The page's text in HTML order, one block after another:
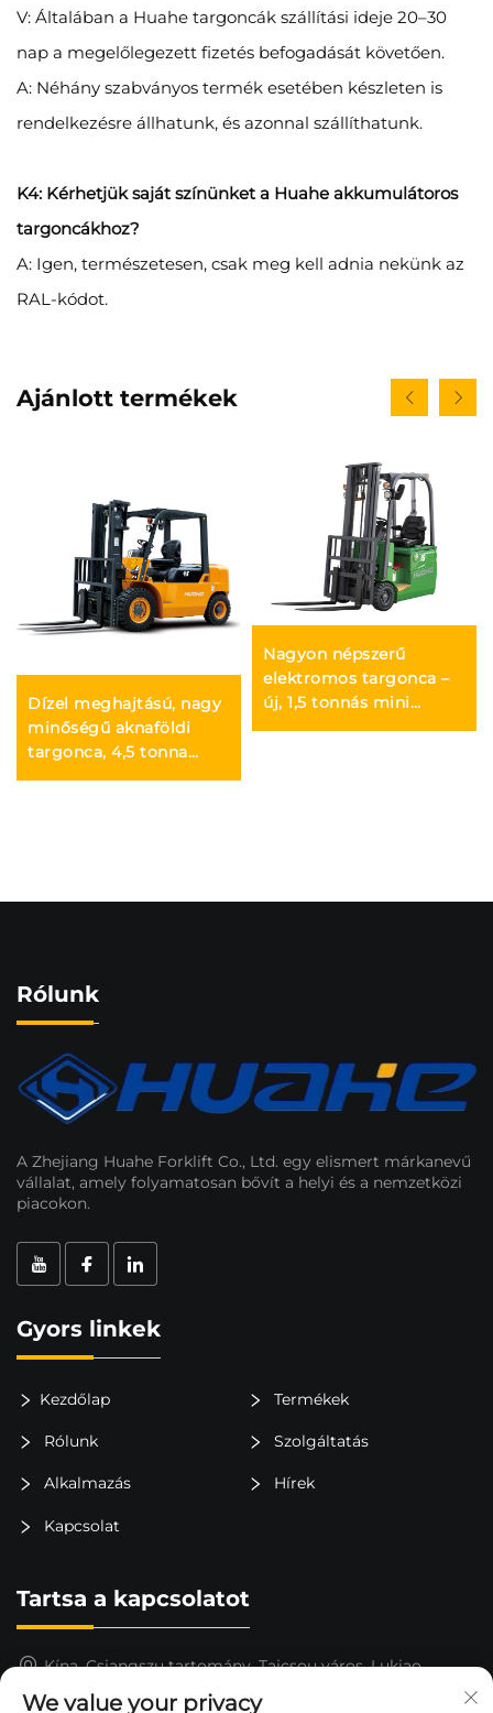
V: Általában a Huahe targoncák szállítási ideje 20–30
nap a megelőlegezett fizetés befogadását követően.
A: Néhány szabványos termék esetében készleten is
rendelkezésre állhatunk, és azonnal szállíthatunk.
K4: Kérhetjük saját színünket a Huahe akkumulátoros
targoncákhoz?
A: Igen, természetesen, csak meg kell adnia nekünk az
RAL-kódot.
Ajánlott termékek
Dízel meghajtású, nagy
minőségű aknaföldi
targonca, 4,5 tonna
teherbírással, állítható
Nagyon népszerű
elektromos targonca –
új, 1,5 tonnás mini
litium-akkumulátoros
Rólunk
A Zhejiang Huahe Forklift Co., Ltd. egy elismert márkanevű
vállalat, amely folyamatosan bővít a helyi és a nemzetközi
piacokon.
Gyors linkek
Kezdőlap Termékek
Rólunk Szolgáltatás
Alkalmazás Hírek
Kapcsolat
Tartsa a kapcsolatot
Kína, Csiangszu tartomány, Tajcsou város, Lukiao
We value your privacy